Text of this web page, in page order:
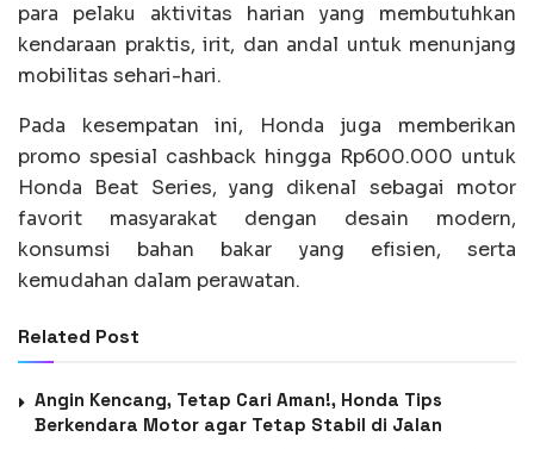
para pelaku aktivitas harian yang membutuhkan
kendaraan praktis, irit, dan andal untuk menunjang
mobilitas sehari-hari.
Pada kesempatan ini, Honda juga memberikan
promo spesial cashback hingga Rp600.000 untuk
Honda Beat Series, yang dikenal sebagai motor
favorit masyarakat dengan desain modern,
konsumsi bahan bakar yang efisien, serta
kemudahan dalam perawatan.
Related Post
Angin Kencang, Tetap Cari Aman!, Honda Tips
Berkendara Motor agar Tetap Stabil di Jalan